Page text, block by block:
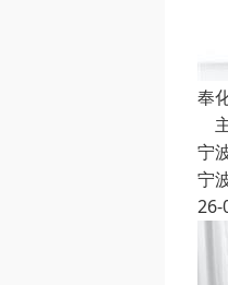
奉
宁
宁
26-